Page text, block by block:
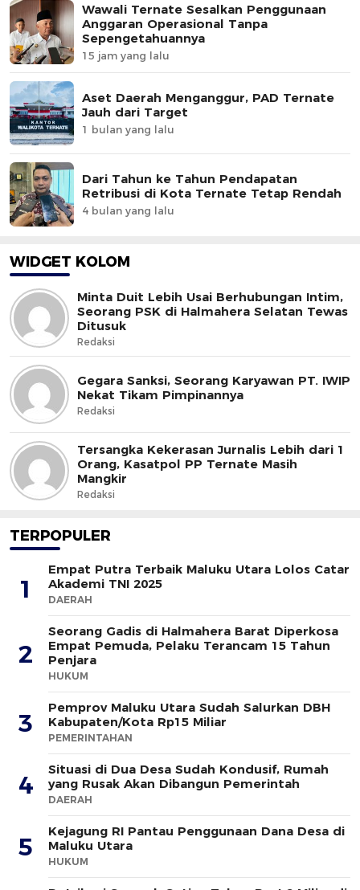
Wawali Ternate Sesalkan Penggunaan
Anggaran Operasional Tanpa
Sepengetahuannya
15 jam yang lalu
Aset Daerah Menganggur, PAD Ternate
Jauh dari Target
1 bulan yang lalu
Dari Tahun ke Tahun Pendapatan
Retribusi di Kota Ternate Tetap Rendah
4 bulan yang lalu
WIDGET KOLOM
Minta Duit Lebih Usai Berhubungan Intim,
Seorang PSK di Halmahera Selatan Tewas
Ditusuk
Redaksi
Gegara Sanksi, Seorang Karyawan PT. IWIP
Nekat Tikam Pimpinannya
Redaksi
Tersangka Kekerasan Jurnalis Lebih dari 1
Orang, Kasatpol PP Ternate Masih
Mangkir
Redaksi
TERPOPULER
1
Empat Putra Terbaik Maluku Utara Lolos Catar
Akademi TNI 2025
DAERAH
2
Seorang Gadis di Halmahera Barat Diperkosa
Empat Pemuda, Pelaku Terancam 15 Tahun
Penjara
HUKUM
3
Pemprov Maluku Utara Sudah Salurkan DBH
Kabupaten/Kota Rp15 Miliar
PEMERINTAHAN
4
Situasi di Dua Desa Sudah Kondusif, Rumah
yang Rusak Akan Dibangun Pemerintah
DAERAH
5
Kejagung RI Pantau Penggunaan Dana Desa di
Maluku Utara
HUKUM